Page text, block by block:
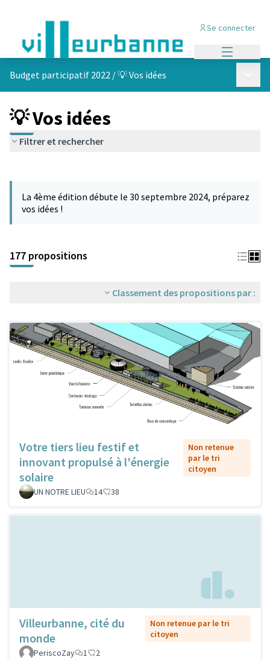
Se connecter
Budget participatif 2022 /💡 Vos idées
💡 Vos idées
Filtrer et rechercher
−
La 4ème édition débute le 30 septembre 2024, préparez
vos idées !
177 propositions
Classement des propositions par :
Votre tiers lieu festif et
innovant propulsé à l'énergie
solaire
Non retenue
par le tri
citoyen
UN NOTRE LIEU 14 38
Villeurbanne, cité du
monde
Non retenue par le tri
citoyen
PeriscoZay
1 2